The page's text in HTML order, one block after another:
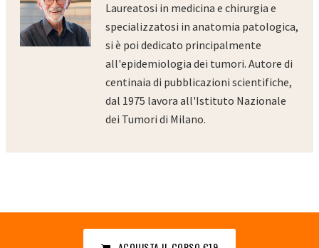
Laureatosi in medicina e chirurgia e
specializzatosi in anatomia patologica,
si è poi dedicato principalmente
all'epidemiologia dei tumori. Autore di
centinaia di pubblicazioni scientifiche,
dal 1975 lavora all'Istituto Nazionale
dei Tumori di Milano.